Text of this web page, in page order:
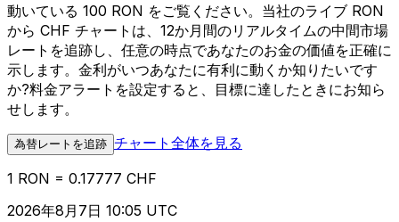
動いている 100 RON をご覧ください。当社のライブ RON
から CHF チャートは、12か月間のリアルタイムの中間市場
レートを追跡し、任意の時点であなたのお金の価値を正確に
示します。金利がいつあなたに有利に動くか知りたいです
か?料金アラートを設定すると、目標に達したときにお知ら
せします。
為替レートを追跡 チャート全体を見る
1 RON = 0.17777 CHF
2026年8月7日 10:05 UTC